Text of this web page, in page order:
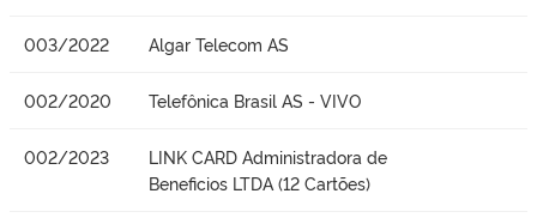
003/2022 Algar Telecom AS
002/2020 Telefônica Brasil AS - VIVO
002/2023
LINK CARD Administradora de
Beneficios LTDA (12 Cartões)